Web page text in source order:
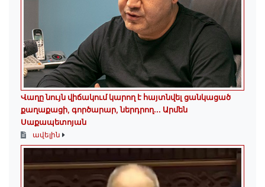
Վաղը նույն վիճակում կարող է հայտնվել ցանկացած
քաղաքացի, գործարար, ներդրող.․․ Արմեն
Սաքապետոյան
ավելին